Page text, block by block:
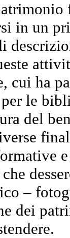
in un
cui ha
le
del
–
dei